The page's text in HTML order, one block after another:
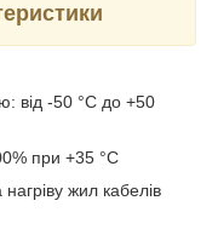
від -50 °С до +50
при +35 °С
жил кабелів